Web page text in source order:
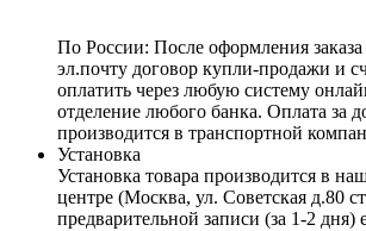
По России: После оформления
эл.почту договор купли-продажи и
оплатить через любую систему
отделение любого банка. Оплата за
производится в транспортной
Установка
Установка товара производится в
центре (Москва, ул. Советская д.80
предварительной записи (за 1-2 дня)